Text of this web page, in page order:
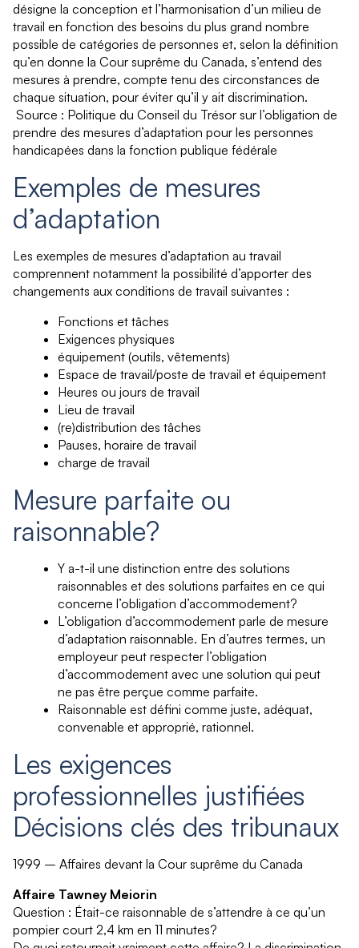
désigne la conception et l’harmonisation d’un milieu de
travail en fonction des besoins du plus grand nombre
possible de catégories de personnes et, selon la définition
qu’en donne la Cour suprême du Canada, s’entend des
mesures à prendre, compte tenu des circonstances de
chaque situation, pour éviter qu’il y ait discrimination.
Source : Politique du Conseil du Trésor sur l’obligation de
prendre des mesures d’adaptation pour les personnes
handicapées dans la fonction publique fédérale
Exemples de mesures
d’adaptation
Les exemples de mesures d’adaptation au travail
comprennent notamment la possibilité d’apporter des
changements aux conditions de travail suivantes :
Fonctions et tâches
Exigences physiques
équipement (outils, vêtements)
Espace de travail/poste de travail et équipement
Heures ou jours de travail
Lieu de travail
(re)distribution des tâches
Pauses, horaire de travail
charge de travail
Mesure parfaite ou
raisonnable?
Y a-t-il une distinction entre des solutions
raisonnables et des solutions parfaites en ce qui
concerne l’obligation d’accommodement?
L’obligation d’accommodement parle de mesure
d’adaptation raisonnable. En d’autres termes, un
employeur peut respecter l’obligation
d’accommodement avec une solution qui peut
ne pas être perçue comme parfaite.
Raisonnable est défini comme juste, adéquat,
convenable et approprié, rationnel.
Les exigences
professionnelles justifiées
Décisions clés des tribunaux
1999 – Affaires devant la Cour suprême du Canada
Affaire Tawney Meiorin
Question : Était-ce raisonnable de s’attendre à ce qu’un
pompier court 2,4 km en 11 minutes?